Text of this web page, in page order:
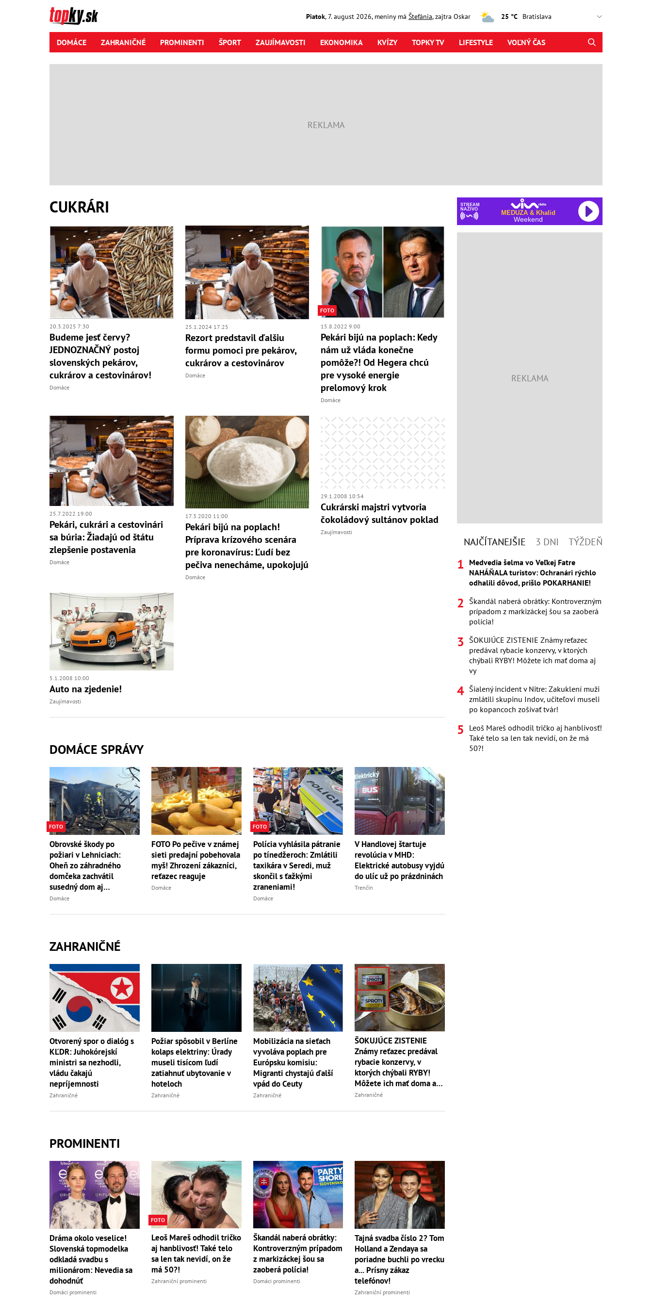
Piatok,7. august2026, meniny má Štefánia, zajtra Oskar 25 °C
DOMÁCE ZAHRANIČNÉ PROMINENTI ŠPORT ZAUJÍMAVOSTI EKONOMIKA KVÍZY TOPKY TV LIFESTYLE VOĽNÝ ČAS
CUKRÁRI
20.3.2025 7:30
Budeme jesť červy?
JEDNOZNAČNÝ postoj
slovenských pekárov,
cukrárov a cestovinárov!
Domáce
25.1.2024 17:25
Rezort predstavil ďalšiu
formu pomoci pre pekárov,
cukrárov a cestovinárov
Domáce
FOTO
15.8.2022 9:00
Pekári bijú na poplach: Kedy
nám už vláda konečne
pomôže?! Od Hegera chcú
pre vysoké energie
prelomový krok
Domáce
25.7.2022 19:00
Pekári, cukrári a cestovinári
sa búria: Žiadajú od štátu
zlepšenie postavenia
Domáce
17.3.2020 11:00
Pekári bijú na poplach!
Príprava krízového scenára
pre koronavírus: Ľudí bez
pečiva nenecháme, upokojujú
Domáce
29.1.2008 10:54
Cukrárski majstri vytvoria
čokoládový sultánov poklad
Zaujímavosti
5.1.2008 10:00
Auto na zjedenie!
Zaujímavosti
DOMÁCE SPRÁVY
FOTO
Obrovské škody po
požiari v Lehniciach:
Oheň zo záhradného
domčeka zachvátil
susedný dom aj
hospodársku budovu
Domáce
FOTO Po pečive v známej
sieti predajní pobehovala
myš! Zhrození zákazníci,
reťazec reaguje
Domáce
FOTO
Polícia vyhlásila pátranie
po tínedžeroch: Zmlátili
taxikára v Seredi, muž
skončil s ťažkými
zraneniami!
Domáce
V Handlovej štartuje
revolúcia v MHD:
Elektrické autobusy vyjdú
do ulíc už po prázdninách
Trenčín
ZAHRANIČNÉ
Otvorený spor o dialóg s
KĽDR: Juhokórejskí
ministri sa nezhodli,
vládu čakajú
nepríjemnosti
Zahraničné
Požiar spôsobil v Berlíne
kolaps elektriny: Úrady
museli tisícom ľudí
zatiahnuť ubytovanie v
hoteloch
Zahraničné
Mobilizácia na sieťach
vyvoláva poplach pre
Európsku komisiu:
Migranti chystajú ďalší
vpád do Ceuty
Zahraničné
ŠOKUJÚCE ZISTENIE
Známy reťazec predával
rybacie konzervy, v
ktorých chýbali RYBY!
Môžete ich mať doma aj
vy
Zahraničné
PROMINENTI
Dráma okolo veselice!
Slovenská topmodelka
odkladá svadbu s
milionárom: Nevedia sa
dohodnúť
Domáci prominenti
FOTO
Leoš Mareš odhodil tričko
aj hanblivosť! Také telo
sa len tak nevidí, on že
má 50?!
Zahraniční prominenti
Škandál naberá obrátky:
Kontroverzným prípadom
z markizáckej šou sa
zaoberá polícia!
Domáci prominenti
Tajná svadba číslo 2? Tom
Holland a Zendaya sa
poriadne buchli po vrecku
a... Prísny zákaz
telefónov!
Zahraniční prominenti
STREAM
NAŽIVO
MEDUZA & Khalid
Weekend
NAJČÍTANEJŠIE 3 DNI TÝŽDEŇ
Medvedia šelma vo Veľkej Fatre
NAHÁŇALA turistov: Ochranári rýchlo
odhalili dôvod, prišlo POKARHANIE!
Škandál naberá obrátky: Kontroverzným
prípadom z markizáckej šou sa zaoberá
polícia!
ŠOKUJÚCE ZISTENIE Známy reťazec
predával rybacie konzervy, v ktorých
chýbali RYBY! Môžete ich mať doma aj
vy
Šialený incident v Nitre: Zakuklení muži
zmlátili skupinu Indov, učiteľovi museli
po kopancoch zošívať tvár!
Leoš Mareš odhodil tričko aj hanblivosť!
Také telo sa len tak nevidí, on že má
50?!